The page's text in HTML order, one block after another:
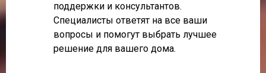
поддержки и консультантов.
Специалисты ответят на все ваши
вопросы и помогут выбрать лучшее
решение для вашего дома.